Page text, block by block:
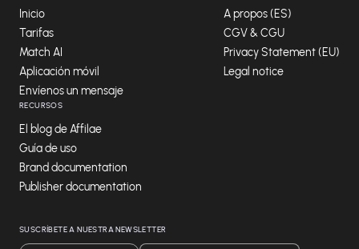
Inicio
Tarifas
Match AI
Aplicación móvil
Envíenos un mensaje
A propos (ES)
CGV & CGU
Privacy Statement (EU)
Legal notice
RECURSOS
El blog de Affilae
Guía de uso
Brand documentation
Publisher documentation
SUSCRÍBETE A NUESTRA NEWSLETTER